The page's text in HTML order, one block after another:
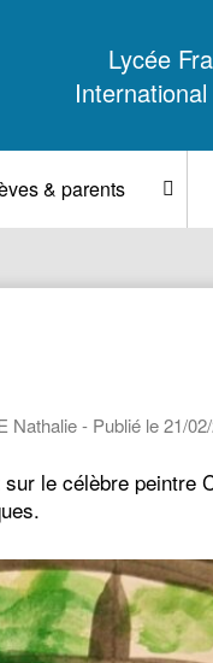
Lycée
& parents
Nathalie - Publié le 21/
le célèbre